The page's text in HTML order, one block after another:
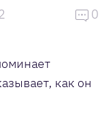
0
как он